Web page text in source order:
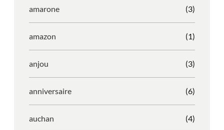
amarone (3)
amazon (1)
anjou (3)
anniversaire (6)
auchan (4)